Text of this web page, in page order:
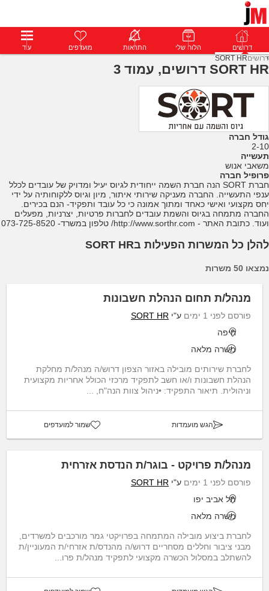
דרושים פרופילים הודעות פרימיום דרושים הלוח שלי התראות מועדפים עוד
דרושיםSORT HR
SORT HR דרושים, עמוד 3
גודל חברה
2-10
תעשייה
משאבי אנוש
פרופיל חברה
חברת SORT הנה חברת השמה ייחודית לגיוס יעיל ומדויק של עובדים לכלל
ענפי התעשייה. החברה מעניקה שירותי איתור, מיון וגיוס ללקוחותיה על ידי
יחס מקצועי ואישי כאחד ומתוך אמונה כי כל עובד ותפקיד- הנם בכירים.
החברה מתמחה בגיוס והשמת עובדים לחברות פרטיות, יצרניות, מפעלים
ועוד. כתובת האתר - http://www.sorthr.com/ טלפון במשרד- 073-725-8520
להלן כל המשרות הפעילות בSORT HR
נמצאו 50 משרות
מנהל/ת תחום הנהלת חשבונות
פורסם לפני 1 ימים ע"י SORT HR
חיפה
משרה מלאה
לחברת שירותים מובילה באזור הצפון דרוש/ה מנהל/ת מחלקת
הנהלת חשבונות ו/או חשב לתפקיד מרכזי הכולל אחריות מקצועית
וניהולית. תיאור התפקיד: •ניהול צוות הנה"ח, ...
הגש מועמדות שמור למועדפים
מנהל/ת פרויקט - בוגר/ת הנדסת אזרחית
פורסם לפני 1 ימים ע"י SORT HR
תל אביב יפו
משרה מלאה
לחברת ביצוע מובילה המתמחה בפרויקטי גמר מורכבים למשרדים,
מבני ציבור וחללים מסחריים דרוש/ה מהנדס/ת אזרחי/ת המעוניין/ת
להשתלב במסלול הכשרה מקצועי לתפקיד מנהל/ת פרו...